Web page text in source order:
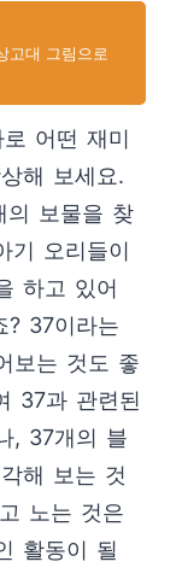
고대 그림으로
어떤 재미
해 보세요.
의 보물을 찾
기 오리들이
하고 있어
? 37이라는
보는 것도 좋
37과 관련된
, 37개의 블
해 보는 것
노는 것은
활동이 될